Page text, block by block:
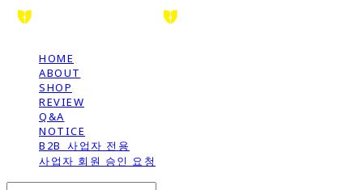
HOME
ABOUT
SHOP
REVIEW
Q&A
NOTICE
B2B_사업자 전용
사업자 회원 승인 요청